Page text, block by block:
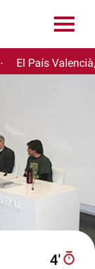
· El País
4′